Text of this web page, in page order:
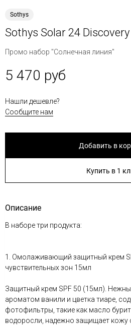
Sothys
Sothys Solar 24
Промо набор "Солнечная линия"
5 470 руб
Нашли дешевле?
Сообщите нам
Добавить в
Купить в 1
Описание
В наборе три продукта:
1. Омолаживающий защитный крем
чувствительных зон 15мл
Защитный крем SPF 50 (15мл).
ароматом ванили и цветка тиаре,
фотофильтры, такие как масло
водоросли, надежно защищает кожу